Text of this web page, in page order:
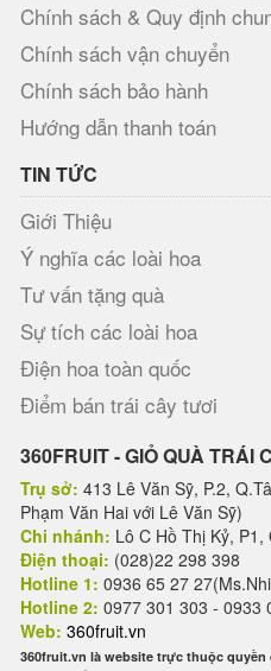
Chính sách & Quy định
Chính sách vận chuyển
Chính sách bảo hành
Hướng dẫn thanh toán
TIN TỨC
Giới Thiệu
Ý nghĩa các loài hoa
Tư vấn tặng quà
Sự tích các loài hoa
Điện hoa toàn quốc
Điểm bán trái cây tươi
360FRUIT - GIỎ QUÀ TRÁI
Trụ sở: 413 Lê Văn Sỹ, P.2,
Phạm Văn Hai với Lê Văn Sỹ)
Chi nhánh: Lô C Hồ Thị Kỷ, P1,
Điện thoại: (028)22 298 398
Hotline 1: 0936 65 27
Hotline 2: 0977 301 303 - 0933
Web: 360fruit.vn
360fruit.vn là website trực thuộc quyền